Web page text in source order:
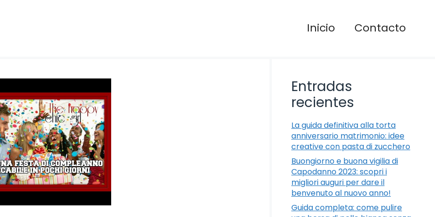
Inicio Contacto
Entradas
recientes
La guida definitiva alla torta
anniversario matrimonio: idee
creative con pasta di zucchero
Buongiorno e buona vigilia di
Capodanno 2023: scopri i
migliori auguri per dare il
benvenuto al nuovo anno!
Guida completa: come pulire